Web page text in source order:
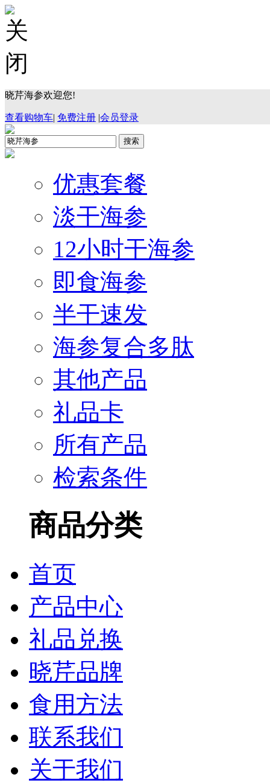
晓芹海参欢迎您!
查看购物车| 免费注册 |会员登录
优惠套餐
淡干海参
12小时干海参
即食海参
半干速发
海参复合多肽
其他产品
礼品卡
所有产品
检索条件
商品分类
首页
产品中心
礼品兑换
晓芹品牌
食用方法
联系我们
关于我们